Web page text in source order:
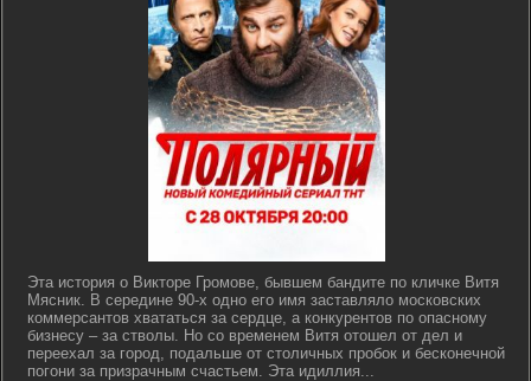
Эта история о Викторе Громове, бывшем бандите по кличке Витя
Мясник. В середине 90-х одно его имя заставляло московских
коммерсантов хвататься за сердце, а конкурентов по опасному
бизнесу – за стволы. Но со временем Витя отошел от дел и
переехал за город, подальше от столичных пробок и бесконечной
погони за призрачным счастьем. Эта идиллия...